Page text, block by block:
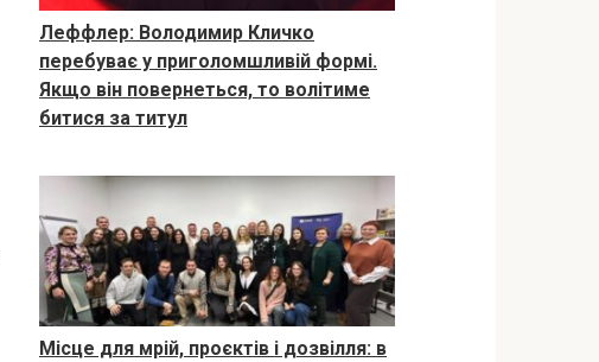
Леффлер: Володимир Кличко
перебуває у приголомшливій формі.
Якщо він повернеться, то волітиме
битися за титул
Місце для мрій, проєктів і дозвілля: в